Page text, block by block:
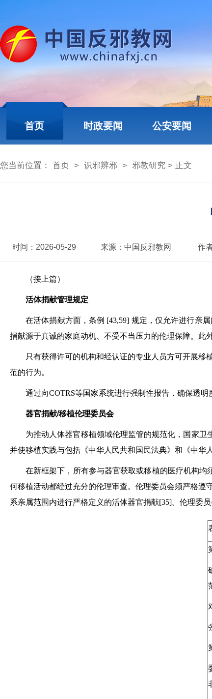
首页 时政要闻 公安要闻
您当前位置： 首页 > 识邪辨邪 > 邪教研究 > 正文
时间： 2026-05-29 来源： 中国反邪教网 作
（接上篇）
活体捐献管理规定
在活体捐献方面，条例 [43,59] 规定，仅允许进行亲
捐献源于真诚的家庭动机、不受不当压力的伦理保障。此
只有获得许可的机构和经认证的专业人员方可开展
范的行为。
通过向COTRS等国家系统进行强制性报告，确保透
器官捐献/移植伦理委员会
为推动人体器官移植领域伦理监管的规范化，国家
并使移植实践与包括《中华人民共和国民法典》和《中华
在新框架下，所有参与器官获取或移植的医疗机构
何移植活动都经过充分的伦理审查。伦理委员会须严格
系亲属范围内进行严格定义的活体器官捐献[35]。伦理委